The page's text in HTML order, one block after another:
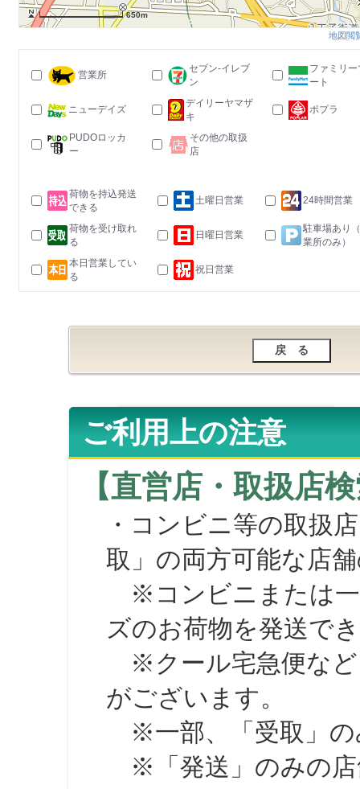
650m
地図閲
営業所
セブン-イレブ
ン
ファミリー
ート
ニューデイズ
デイリーヤマザ
キ
ポプラ
PUDOロッカ
ー
その他の取扱
店
荷物を持込発送
できる
土曜日営業 24時間営業
荷物を受け取れ
る
日曜日営業
駐車場あり
業所のみ）
本日営業してい
る
祝日営業
ご利用上の注意
【直営店・取扱店
・コンビニ等の取扱
取」の両方可能な店
※コンビニまたは一
ズのお荷物を発送で
※クール宅急便など
がございます。
※一部、「受取」の
※「発送」のみの店